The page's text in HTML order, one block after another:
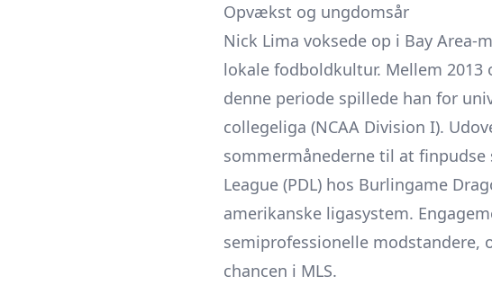
Opvækst og ungdomsår
Nick Lima voksede op i Bay
lokale fodboldkultur. Mellem 2013
denne periode spillede han for
collegeliga (NCAA Division I).
sommermånederne til at
League (PDL) hos Burlingame
amerikanske ligasystem.
semiprofessionelle modstandere,
chancen i MLS.